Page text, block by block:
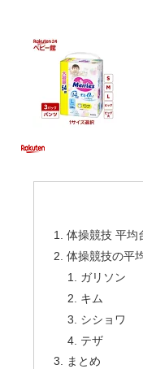
体操競技 平均
体操競技の平
ガリソン
キム
シショワ
テザ
まとめ